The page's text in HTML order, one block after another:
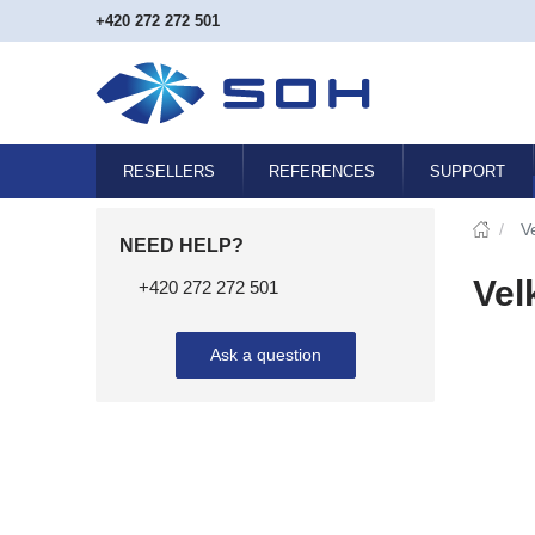
+420 272 272 501
RESELLERS REFERENCES SUPPORT
/
NEED HELP?
+420 272 272 501
Ask a question